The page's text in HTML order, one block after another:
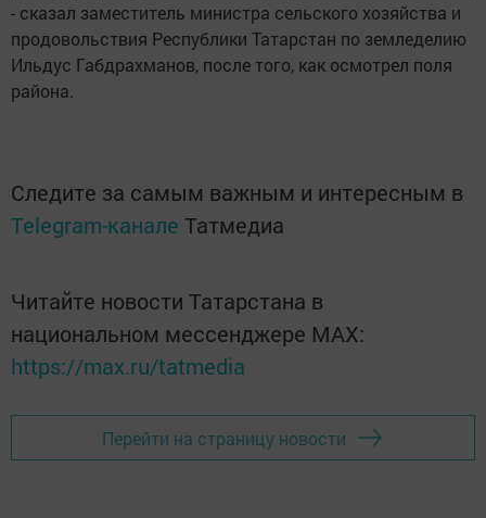
- сказал заместитель министра сельского хозяйства и
продовольствия Республики Татарстан по земледелию
Ильдус Габдрахманов, после того, как осмотрел поля
района.
Следите за самым важным и интересным в
Telegram-канале Татмедиа
Читайте новости Татарстана в
национальном мессенджере MАХ:
https://max.ru/tatmedia
Перейти на страницу новости